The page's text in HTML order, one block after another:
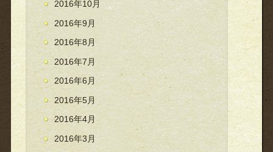
2016年10月
2016年9月
2016年8月
2016年7月
2016年6月
2016年5月
2016年4月
2016年3月